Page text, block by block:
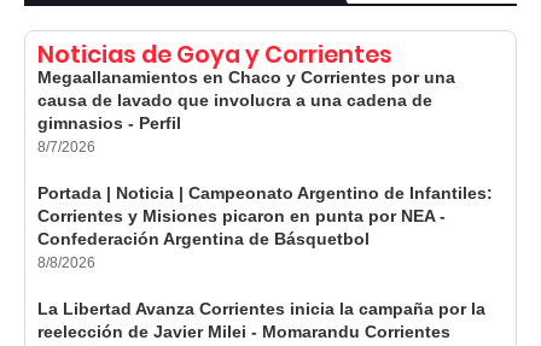
Noticias de Goya y Corrientes
Megaallanamientos en Chaco y Corrientes por una
causa de lavado que involucra a una cadena de
gimnasios - Perfil
8/7/2026
Portada | Noticia | Campeonato Argentino de Infantiles:
Corrientes y Misiones picaron en punta por NEA -
Confederación Argentina de Básquetbol
8/8/2026
La Libertad Avanza Corrientes inicia la campaña por la
reelección de Javier Milei - Momarandu Corrientes